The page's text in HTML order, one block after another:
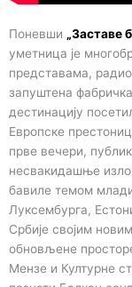
Поневши „Заставе
уметница је
представама,
запуштена
дестинацију
Европске
прве вечери,
несвакидашње
бавиле темом
Луксембурга,
Србије својим
обновљене
Мензе и Културне